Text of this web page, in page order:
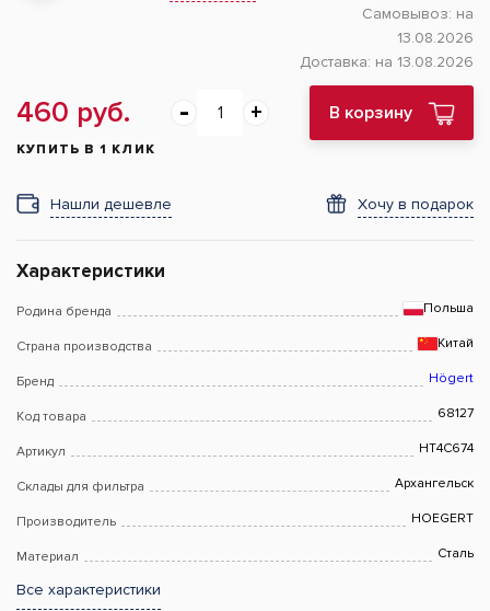
Самовывоз: на
13.08.2026
Доставка: на 13.08.2026
460 руб. В корзину
КУПИТЬ В 1 КЛИК
Нашли дешевле Хочу в подарок
Характеристики
Родина бренда Польша
Страна производства Китай
Бренд Högert
Код товара 68127
Артикул HT4C674
Склады для фильтра Архангельск
Производитель HOEGERT
Материал Сталь
Все характеристики